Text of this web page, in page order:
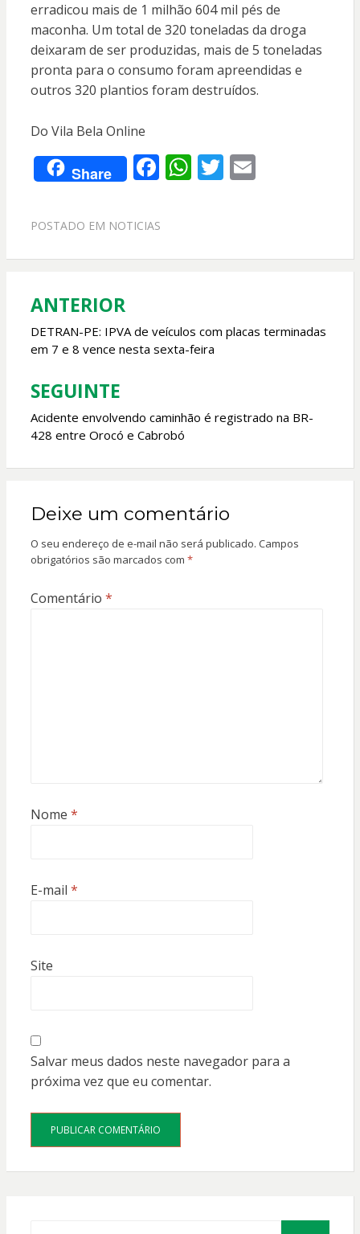
erradicou mais de 1 milhão 604 mil pés de
maconha. Um total de 320 toneladas da droga
deixaram de ser produzidas, mais de 5 toneladas
pronta para o consumo foram apreendidas e
outros 320 plantios foram destruídos.
Do Vila Bela Online
Share F
e
o
k
W
A
p
T E
POSTADO EM NOTICIAS
Navegação
de
Post
ANTERIOR
DETRAN-PE: IPVA de veículos com placas terminadas
em 7 e 8 vence nesta sexta-feira
SEGUINTE
Acidente envolvendo caminhão é registrado na BR-
428 entre Orocó e Cabrobó
Deixe um comentário
O seu endereço de e-mail não será publicado. Campos
obrigatórios são marcados com *
Comentário *
Nome *
E-mail *
Site
Salvar meus dados neste navegador para a
próxima vez que eu comentar.